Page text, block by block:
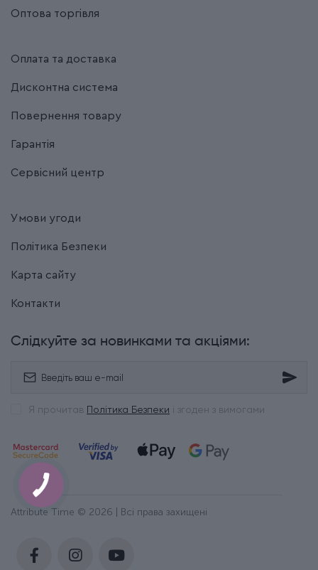
Оптова торгівля
Оплата та доставка
Дисконтна система
Повернення товару
Гарантія
Сервісний центр
Умови угоди
Політика Безпеки
Карта сайту
Контакти
Слідкуйте за новинками та акціями:
Я прочитав Політика Безпеки і згоден з вимогами
Attribute Time © 2026 | Всі права захищені